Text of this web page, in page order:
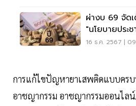
ผ่างบ 69 จัด
"นโยบายประ
16 ธ.ค. 2567 |
การแก้ไขปัญหายาเสพติดแบบคร
อาชญากรรม อาชญากรรมออนไล